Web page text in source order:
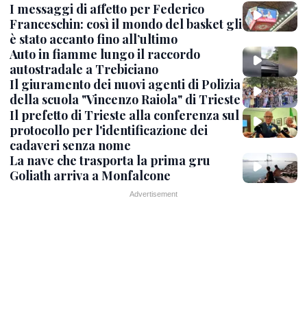
I messaggi di affetto per Federico
Franceschin: così il mondo del basket gli
è stato accanto fino all’ultimo
Auto in fiamme lungo il raccordo
autostradale a Trebiciano
Il giuramento dei nuovi agenti di Polizia
della scuola "Vincenzo Raiola" di Trieste
Il prefetto di Trieste alla conferenza sul
protocollo per l'identificazione dei
cadaveri senza nome
La nave che trasporta la prima gru
Goliath arriva a Monfalcone